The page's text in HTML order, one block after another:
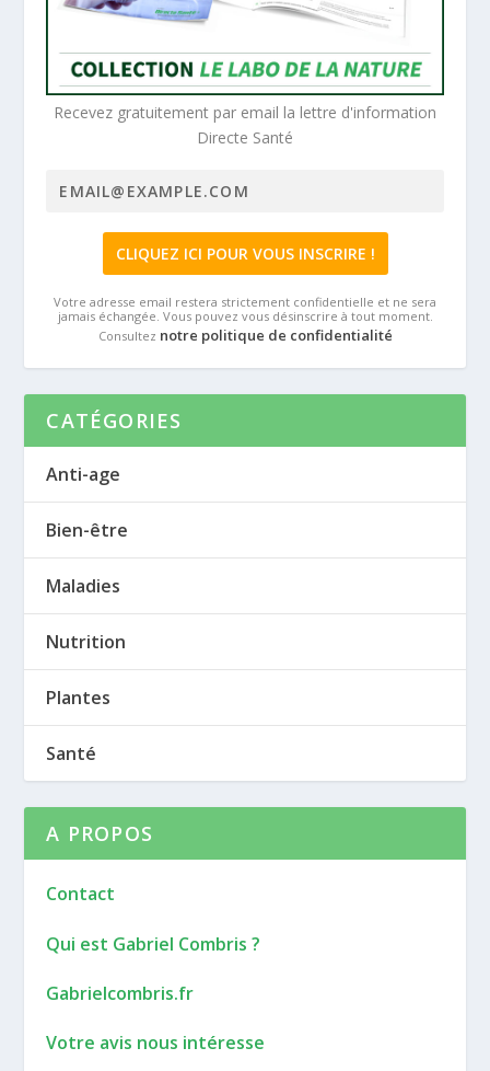
Recevez gratuitement par email la lettre d'information
Directe Santé
Votre adresse email restera strictement confidentielle et ne sera
jamais échangée. Vous pouvez vous désinscrire à tout moment.
Consultez notre politique de confidentialité
CATÉGORIES
Anti-age
Bien-être
Maladies
Nutrition
Plantes
Santé
A PROPOS
Contact
Qui est Gabriel Combris ?
Gabrielcombris.fr
Votre avis nous intéresse